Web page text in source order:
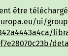
être
ui/